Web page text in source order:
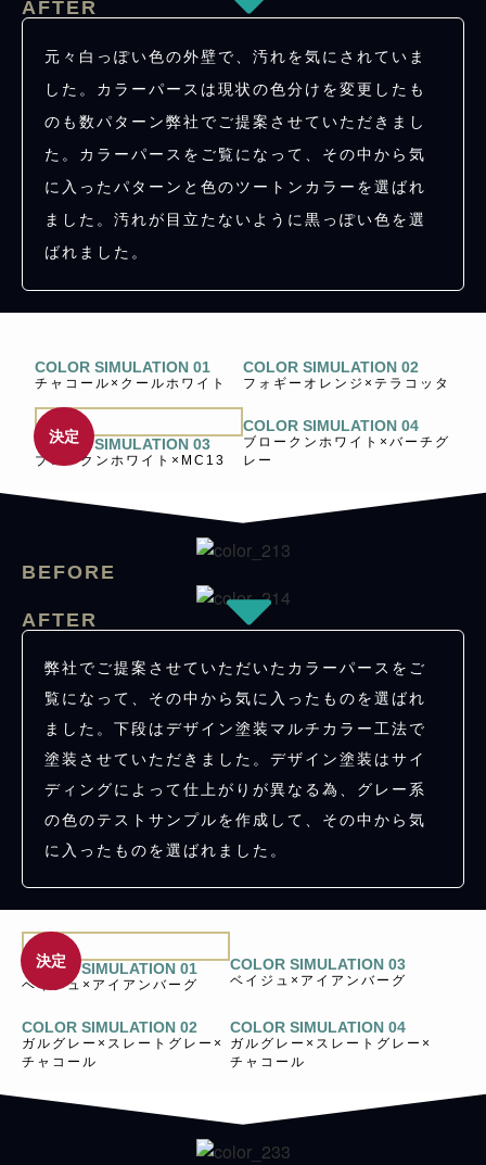
AFTER
元々白っぽい色の外壁で、汚れを気にされていま
した。カラーパースは現状の色分けを変更したも
のも数パターン弊社でご提案させていただきまし
た。カラーパースをご覧になって、その中から気
に入ったパターンと色のツートンカラーを選ばれ
ました。汚れが目立たないように黒っぽい色を選
ばれました。
COLOR SIMULATION 01
チャコール×クールホワイト
COLOR SIMULATION 02
フォギーオレンジ×テラコッタ
決定
COLOR SIMULATION 03
ブロークンホワイト×MC13
COLOR SIMULATION 04
ブロークンホワイト×バーチグ
レー
BEFORE
AFTER
弊社でご提案させていただいたカラーパースをご
覧になって、その中から気に入ったものを選ばれ
ました。下段はデザイン塗装マルチカラー工法で
塗装させていただきました。デザイン塗装はサイ
ディングによって仕上がりが異なる為、グレー系
の色のテストサンプルを作成して、その中から気
に入ったものを選ばれました。
決定
COLOR SIMULATION 01
ベイジュ×アイアンバーグ
COLOR SIMULATION 03
ベイジュ×アイアンバーグ
COLOR SIMULATION 02
ガルグレー×スレートグレー×
チャコール
COLOR SIMULATION 04
ガルグレー×スレートグレー×
チャコール